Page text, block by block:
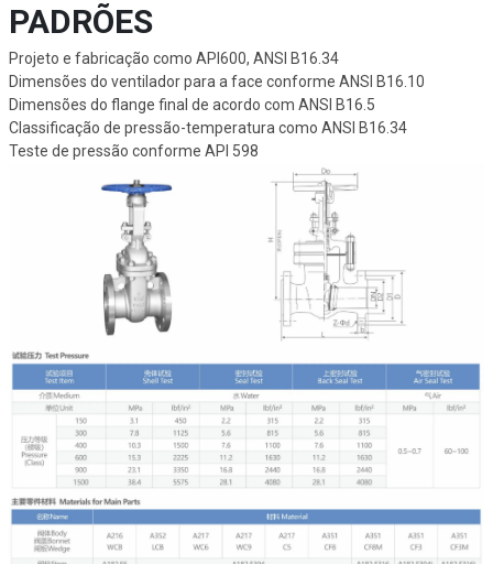
PADRÕES
Projeto e fabricação como API600, ANSI B16.34
Dimensões do ventilador para a face conforme ANSI B16.10
Dimensões do flange final de acordo com ANSI B16.5
Classificação de pressão-temperatura como ANSI B16.34
Teste de pressão conforme API 598